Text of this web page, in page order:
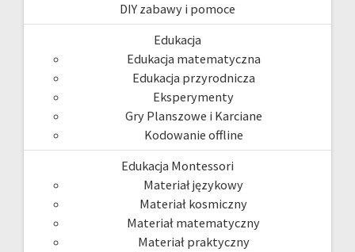
DIY zabawy i pomoce
Edukacja
Edukacja matematyczna
Edukacja przyrodnicza
Eksperymenty
Gry Planszowe i Karciane
Kodowanie offline
Edukacja Montessori
Materiał językowy
Materiał kosmiczny
Materiał matematyczny
Materiał praktyczny